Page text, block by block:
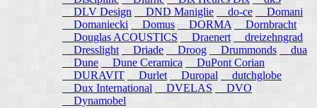
DLV Design
DND Maniglie do-ce
Domani
Domaniecki
Domus DORMA
Dornbracht
Douglas ACOUSTICS
Draenert
dreizehngrad
Dresslight Driade Droog Drummonds
dua
Dune
Dune Ceramica
DuPont Corian
DURAVIT
Durlet Duropal
dutchglobe
Dux International
DVELAS
DVO
Dynamobel